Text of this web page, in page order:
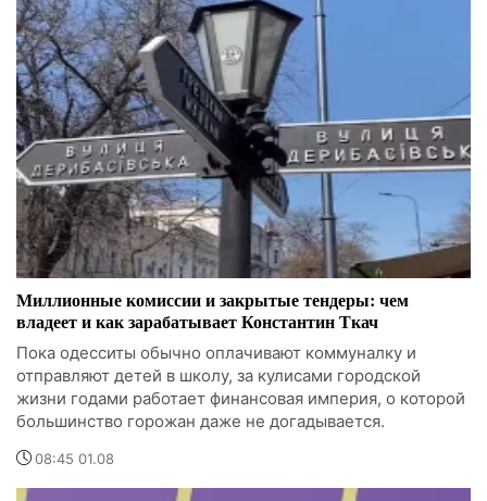
Миллионные комиссии и закрытые тендеры: чем
владеет и как зарабатывает Константин Ткач
Пока одесситы обычно оплачивают коммуналку и
отправляют детей в школу, за кулисами городской
жизни годами работает финансовая империя, о которой
большинство горожан даже не догадывается.
08:45 01.08